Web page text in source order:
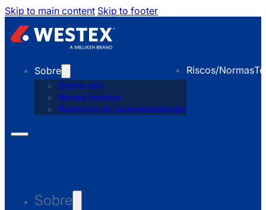
Skip to main content Skip to footer
Sobre
Sobre nós
Nossa história
Relatório de sustentabilidade
Riscos/Normas
Sobre